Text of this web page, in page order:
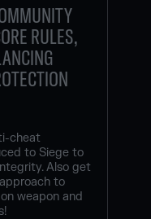
RULES,
cheat
to Siege to
Also get
to
weapon and